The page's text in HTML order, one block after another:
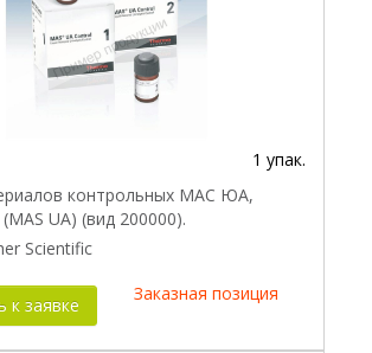
1 упак.
контрольных МАС ЮА,
UA) (вид 200000).
Scientific
к заявке
Заказная позиция